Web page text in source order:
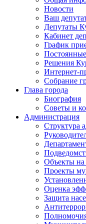
Новости
Ваш
Депутаты
Кабинет
График
Решения
Интернет-
Собрание
Глава города
Биография
Советы и
Администрация
Структура
Объекты на
Проекты
Оценка
Защита